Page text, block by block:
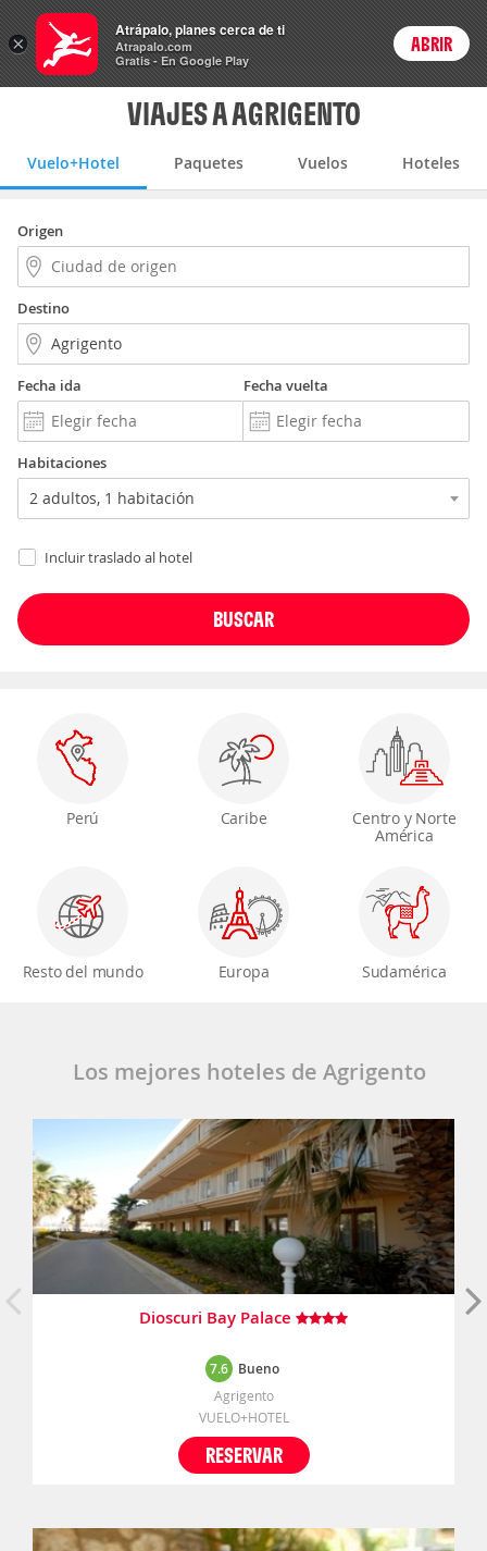
Vuelo+Hotel Login
VIAJES A AGRIGENTO
Vuelo+Hotel Paquetes Vuelos Hoteles
Origen
Destino
Fecha ida Fecha vuelta
Habitaciones
Incluir traslado al hotel
Perú Caribe
Centro y Norte
América
Resto del mundo Europa Sudamérica
Los mejores hoteles de Agrigento
Dioscuri Bay Palace
7.6 Bueno
Agrigento
VUELO+HOTEL
RESERVAR
×
Atrápalo, planes cerca de ti
Atrapalo.com
Gratis - En Google Play
ABRIR